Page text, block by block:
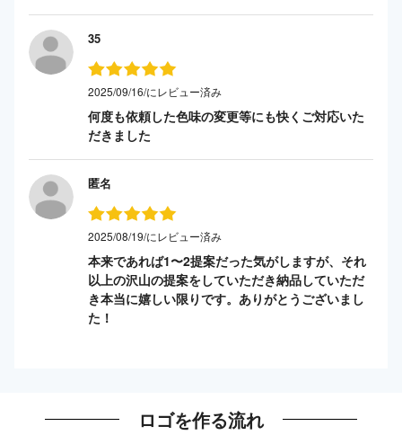
35
2025/09/16/にレビュー済み
何度も依頼した色味の変更等にも快くご対応いた
だきました
匿名
2025/08/19/にレビュー済み
本来であれば1〜2提案だった気がしますが、それ
以上の沢山の提案をしていただき納品していただ
き本当に嬉しい限りです。ありがとうございまし
た！
ロゴを作る流れ